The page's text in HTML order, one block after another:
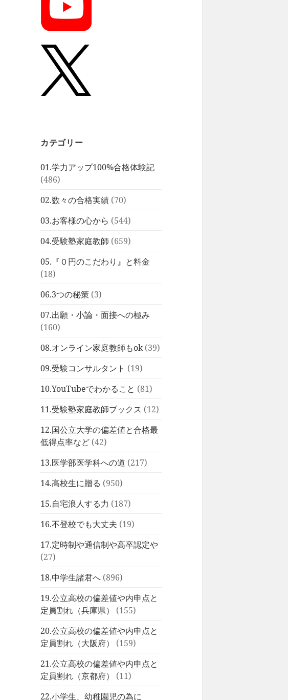
カテゴリー
01.学力アップ100%合格体験記
(486)
02.数々の合格実績 (70)
03.お客様の心から (544)
04.受験塾家庭教師 (659)
05.『０円のこだわり』と料金
(18)
06.3つの秘策 (3)
07.出願・小論・面接への極み
(160)
08.オンライン家庭教師もok(39)
09.受験コンサルタント (19)
10.YouTubeでわかること (81)
11.受験塾家庭教師ブックス (12)
12.国公立大学の偏差値と合格最
低得点率など (42)
13.医学部医学科への道 (217)
14.高校生に贈る (950)
15.自宅浪人する力 (187)
16.不登校でも大丈夫 (19)
17.定時制や通信制や高卒認定や
(27)
18.中学生諸君へ (896)
19.公立高校の偏差値や内申点と
定員割れ（兵庫県）
(155)
20.公立高校の偏差値や内申点と
定員割れ（大阪府）
(159)
21.公立高校の偏差値や内申点と
定員割れ（京都府）
(11)
22.小学生、幼稚園児の為に